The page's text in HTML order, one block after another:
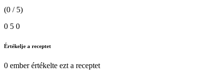
(0 / 5)
0 5 0
Értékelje a receptet
0 emberértékelte ezt a receptet